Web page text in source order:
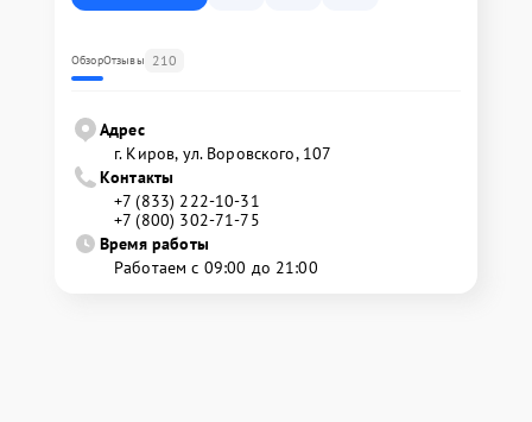
ОбзорОтзывы 210
Адрес
г. Киров, ул. Воровского, 107
Контакты
+7 (833) 222-10-31
+7 (800) 302-71-75
Время работы
Работаем с 09:00 до 21:00